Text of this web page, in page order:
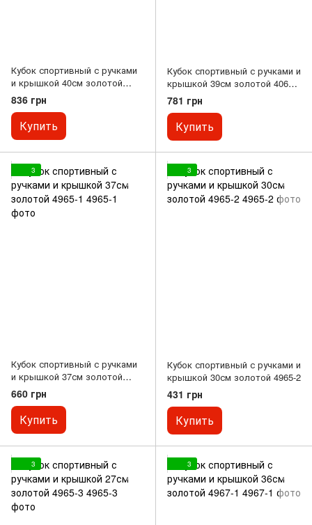
Кубок спортивный с ручками
и крышкой 40см золотой
4070-C
836 грн
Купить
Кубок спортивный с ручками и
крышкой 39см золотой 4060-
С
781 грн
Купить
3
Кубок спортивный с ручками
и крышкой 37см золотой
4965-1
660 грн
Купить
3
Кубок спортивный с ручками и
крышкой 30см золотой 4965-2
431 грн
Купить
3 3